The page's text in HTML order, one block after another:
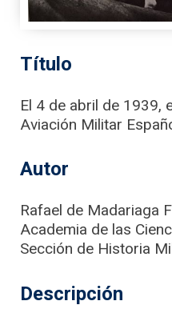
Título
El 4 de abril de 1939,
Aviación Militar
Autor
Rafael de Madariaga
Academia de las
Sección de Historia
Descripción